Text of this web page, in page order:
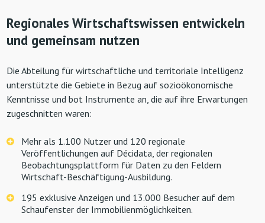
Regionales Wirtschaftswissen entwickeln
und gemeinsam nutzen
Die Abteilung für wirtschaftliche und territoriale Intelligenz
unterstützte die Gebiete in Bezug auf sozioökonomische
Kenntnisse und bot Instrumente an, die auf ihre Erwartungen
zugeschnitten waren:
Mehr als 1.100 Nutzer und 120 regionale
Veröffentlichungen auf Décidata, der regionalen
Beobachtungsplattform für Daten zu den Feldern
Wirtschaft-Beschäftigung-Ausbildung.
195 exklusive Anzeigen und 13.000 Besucher auf dem
Schaufenster der Immobilienmöglichkeiten.